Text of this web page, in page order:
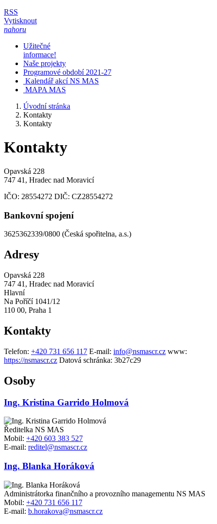
RSS
Vytisknout
nahoru
Užitečné
informace!
Naše projekty
Programové období 2021-27
Kalendář akcí NS MAS
MAPA MAS
Úvodní stránka
Kontakty
Kontakty
Kontakty
Opavská 228
747 41, Hradec nad Moravicí
IČO: 28554272 DIČ: CZ28554272
Bankovní spojení
3625362339/0800 (Česká spořitelna, a.s.)
Adresy
Opavská 228
747 41, Hradec nad Moravicí
Hlavní
Na Poříčí 1041/12
110 00, Praha 1
Kontakty
Telefon: +420 731 656 117 E-mail: info@nsmascr.cz www:
https://nsmascr.cz Datová schránka: 3b27c29
Osoby
Ing. Kristina Garrido Holmová
Ředitelka NS MAS
Mobil: +420 603 383 527
E-mail: reditel@nsmascr.cz
Ing. Blanka Horáková
Administrátorka finančního a provozního managementu NS MAS
Mobil: +420 731 656 117
E-mail: b.horakova@nsmascr.cz